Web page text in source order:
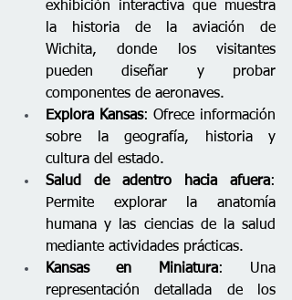
exhibición interactiva que muestra
la historia de la aviación de
Wichita, donde los visitantes
pueden diseñar y probar
componentes de aeronaves.
Explora Kansas: Ofrece información
sobre la geografía, historia y
cultura del estado.
Salud de adentro hacia afuera:
Permite explorar la anatomía
humana y las ciencias de la salud
mediante actividades prácticas.
Kansas en Miniatura: Una
representación detallada de los